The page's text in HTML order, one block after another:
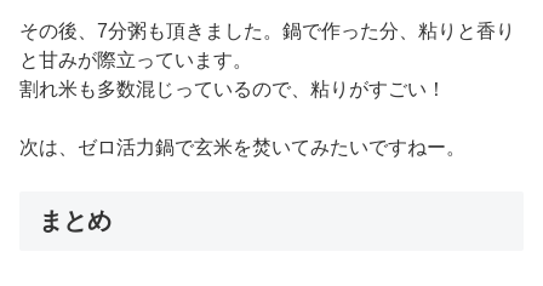
その後、7分粥も頂きました。鍋で作った分、粘りと香り
と甘みが際立っています。
割れ米も多数混じっているので、粘りがすごい！
次は、ゼロ活力鍋で玄米を焚いてみたいですねー。
まとめ